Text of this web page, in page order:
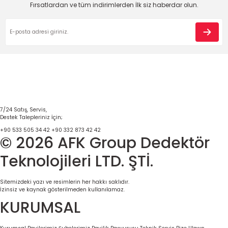
Ürün resmi kalitesiz, bozuk veya görüntülenemiyor.
Ürün bilgilerinde hatalar bulunuyor.
Fırsatlardan ve tüm indirimlerden İlk siz haberdar olun.
7/24 Satış, Servis,
Destek Talepleriniz İçin;
+90 533 505 34 42 +90 332 873 42 42
© 2026 AFK Group Dedektör
Teknolojileri LTD. ŞTİ.
Sitemizdeki yazı ve resimlerin her hakkı saklıdır.
İzinsiz ve kaynak gösterilmeden kullanılamaz.
KURUMSAL